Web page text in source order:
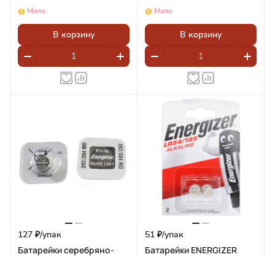
(блистер 1шт)
Мало
В корзину
(блистер 1шт)
Мало
В корзину
127 ₽/упак
Батарейки серебряно-
51 ₽/упак
Батарейки ENERGIZER